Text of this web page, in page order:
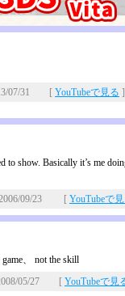
07/31 [ YouTubeで見る ]
to show. Basically it’s me
2006/09/23 [ YouTubeで
、 not the skill
05/27 [ YouTubeで見